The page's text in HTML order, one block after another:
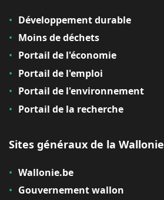
Développement durable
Moins de déchets
Portail de l'économie
Portail de l'emploi
Portail de l'environnement
Portail de la recherche
Sites généraux de la Wallonie
Wallonie.be
Gouvernement wallon